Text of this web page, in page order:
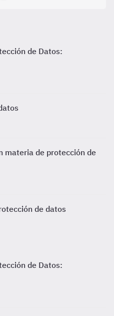
de Datos:
materia de protección de
de datos
de Datos: